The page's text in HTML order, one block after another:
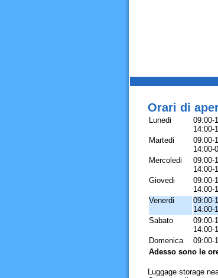
Orari di
Lunedi
09:00-
14:00-
Martedi
09:00-
14:00-
Mercoledi
09:00-
14:00-
Giovedi
09:00-
14:00-
Venerdi
09:00-
14:00-
Sabato
09:00-
14:00-
Domenica
09:00-
Adesso sono le
Luggage storage